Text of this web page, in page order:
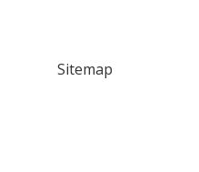
Sitemap